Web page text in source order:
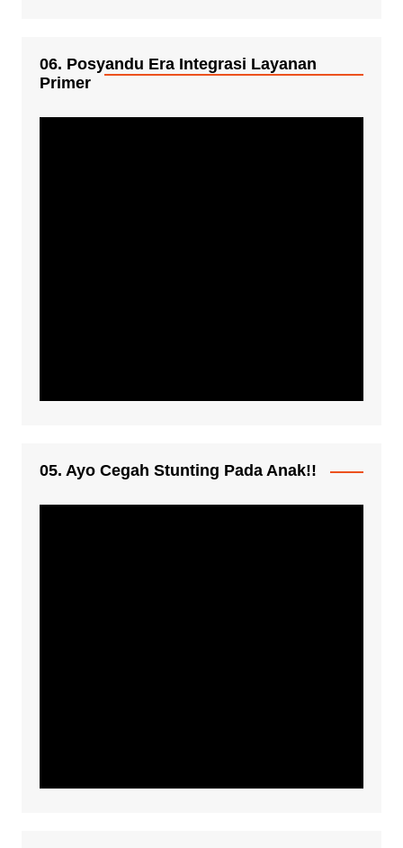
06. Posyandu Era Integrasi Layanan
Primer
05. Ayo Cegah Stunting Pada Anak!!